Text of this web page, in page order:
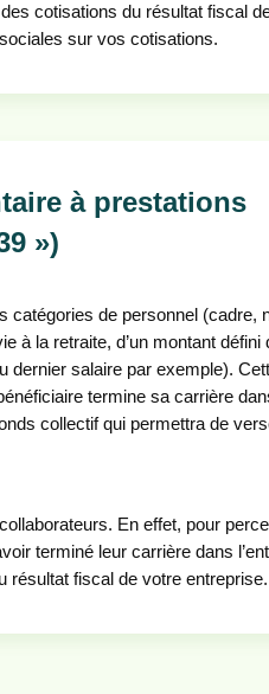
cotisations du résultat fiscal
sur vos cotisations.
à prestations
»)
catégories de personnel (cadre,
à la retraite, d’un montant défini
dernier salaire par exemple).
termine sa carrière
collectif qui permettra de
En effet, pour
terminé leur carrière dans
résultat fiscal de votre entreprise.